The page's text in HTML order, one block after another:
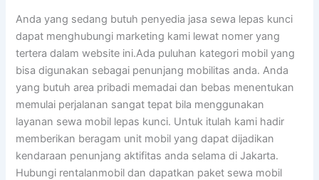
Anda yang sedang butuh penyedia jasa sewa lepas kunci
dapat menghubungi marketing kami lewat nomer yang
tertera dalam website ini.Ada puluhan kategori mobil yang
bisa digunakan sebagai penunjang mobilitas anda. Anda
yang butuh area pribadi memadai dan bebas menentukan
memulai perjalanan sangat tepat bila menggunakan
layanan sewa mobil lepas kunci. Untuk itulah kami hadir
memberikan beragam unit mobil yang dapat dijadikan
kendaraan penunjang aktifitas anda selama di Jakarta.
Hubungi rentalanmobil dan dapatkan paket sewa mobil